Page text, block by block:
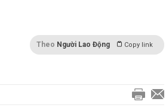
Theo Người Lao Động Copy link